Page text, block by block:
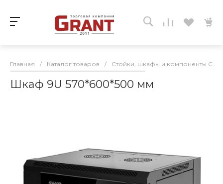
Главная / Каталог товаров / Стойки, шкафы и компоненты СКС
Шкаф 9U 570*600*500 мм